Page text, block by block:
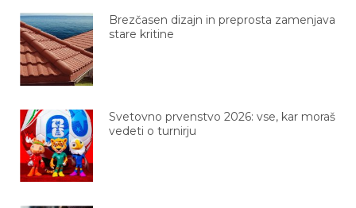
Brezčasen dizajn in preprosta zamenjava
stare kritine
Svetovno prvenstvo 2026: vse, kar moraš
vedeti o turnirju